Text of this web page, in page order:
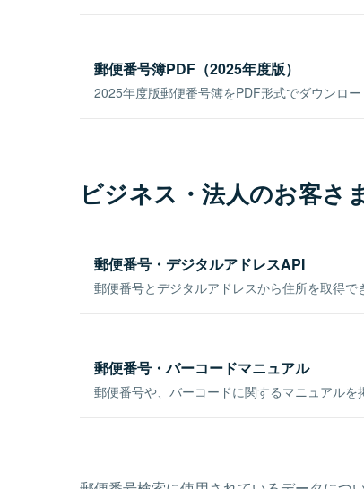
郵便番号簿PDF（2025年度版）
2025年度版郵便番号簿をPDF形式でダウンロー
ビジネス・法人のお客さ
郵便番号・デジタルアドレスAPI
郵便番号とデジタルアドレスから住所を取得で
郵便番号・バーコードマニュアル
郵便番号や、バーコードに関するマニュアルを